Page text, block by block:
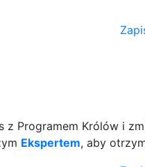
z Programem Królów i
Ekspertem, aby